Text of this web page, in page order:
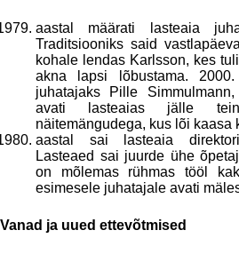
aastal määrati lasteaia
Traditsiooniks said
kohale lendas Karlsson, kes
akna lapsi lõbustama.
juhatajaks Pille
avati lasteaias jälle
näitemängudega, kus lõi kaasa
aastal sai lasteaia
Lasteaed sai juurde ühe
on mõlemas rühmas tööl
esimesele juhatajale avati
Vanad ja uued ettevõtmised